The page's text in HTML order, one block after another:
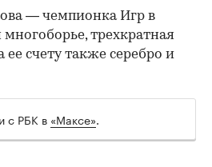
— чемпионка Игр в
трехкратная
счету также серебро и
с РБК в «Максе».